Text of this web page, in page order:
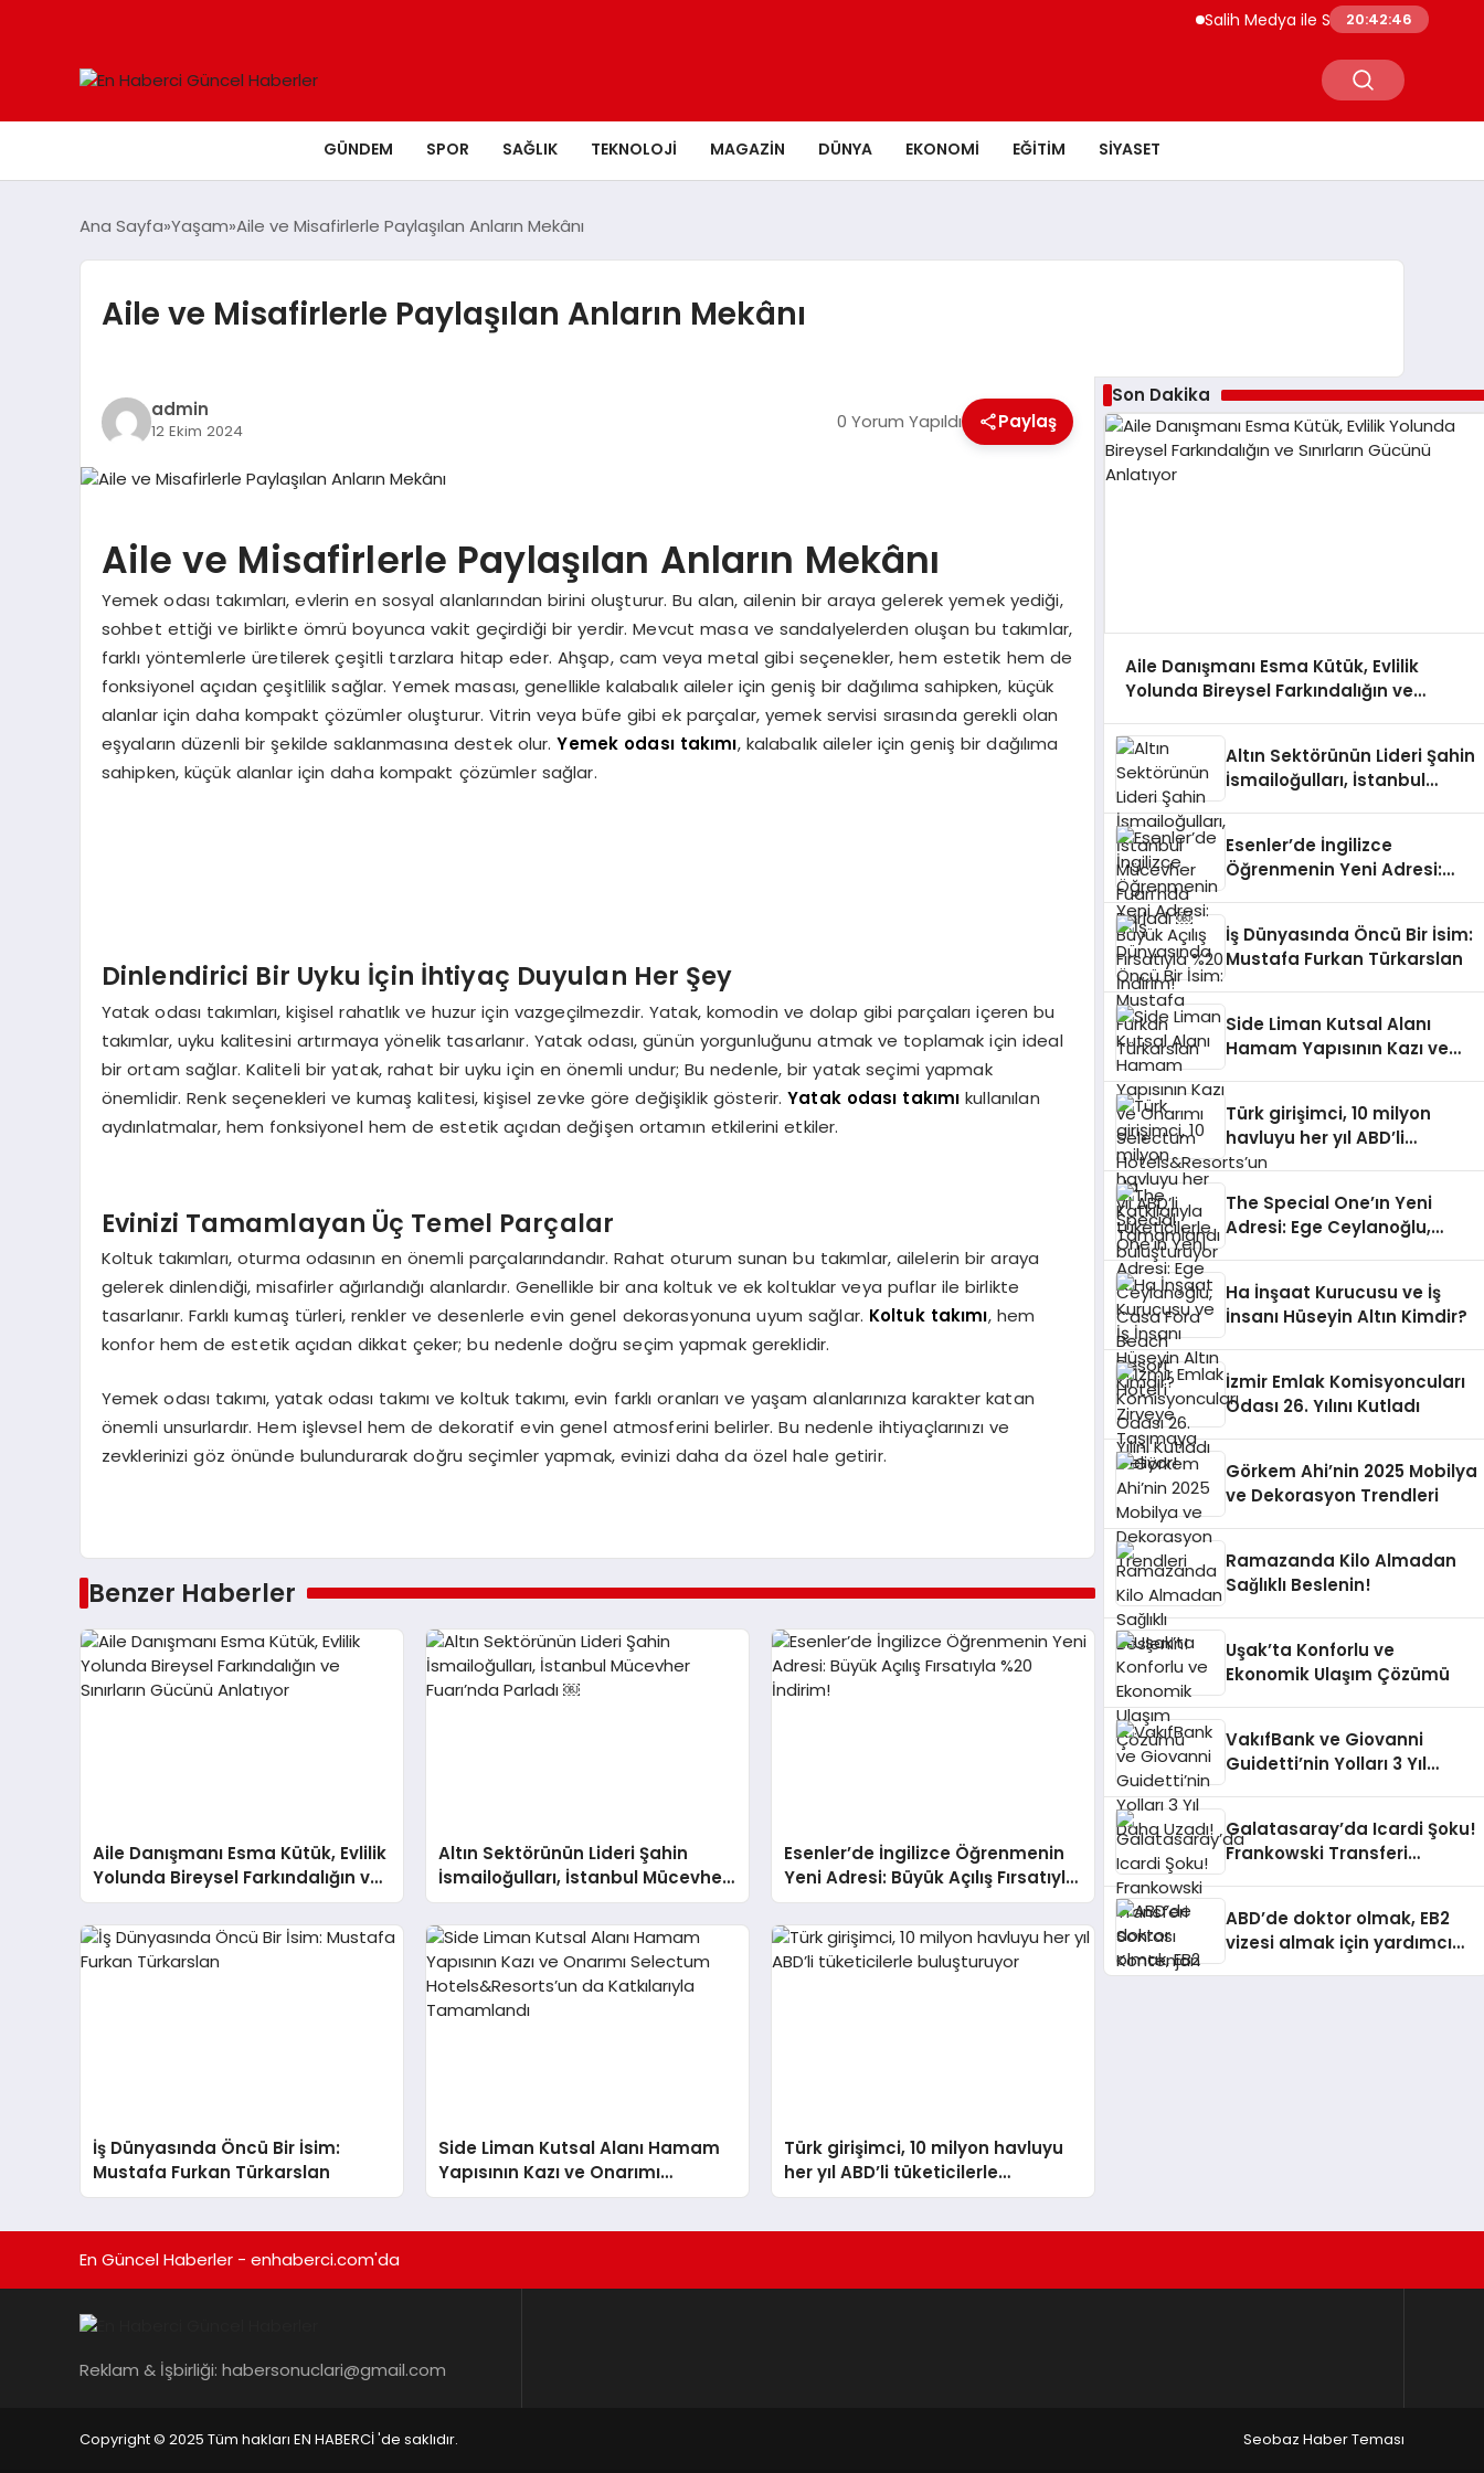
Salih Medya ile Sosyal Medya Profil
20:42:46
GÜNDEM SPOR SAĞLIK TEKNOLOJI MAGAZIN DÜNYA EKONOMI EĞITIM SIYASET
Ana Sayfa Yaşam Aile ve Misafirlerle Paylaşılan Anların Mekânı
Aile ve Misafirlerle Paylaşılan Anların Mekânı
admin
12 Ekim 2024 0 Yorum Yapıldı Paylaş
Aile ve Misafirlerle Paylaşılan Anların Mekânı
Yemek odası takımları, evlerin en sosyal alanlarından birini oluşturur. Bu alan, ailenin bir araya gelerek yemek yediği,
sohbet ettiği ve birlikte ömrü boyunca vakit geçirdiği bir yerdir. Mevcut masa ve sandalyelerden oluşan bu takımlar,
farklı yöntemlerle üretilerek çeşitli tarzlara hitap eder. Ahşap, cam veya metal gibi seçenekler, hem estetik hem de
fonksiyonel açıdan çeşitlilik sağlar. Yemek masası, genellikle kalabalık aileler için geniş bir dağılıma sahipken, küçük
alanlar için daha kompakt çözümler oluşturur. Vitrin veya büfe gibi ek parçalar, yemek servisi sırasında gerekli olan
eşyaların düzenli bir şekilde saklanmasına destek olur.Yemek odası takımı, kalabalık aileler için geniş bir dağılıma
sahipken, küçük alanlar için daha kompakt çözümler sağlar.
Dinlendirici Bir Uyku İçin İhtiyaç Duyulan Her Şey
Yatak odası takımları, kişisel rahatlık ve huzur için vazgeçilmezdir. Yatak, komodin ve dolap gibi parçaları içeren bu
takımlar, uyku kalitesini artırmaya yönelik tasarlanır. Yatak odası, günün yorgunluğunu atmak ve toplamak için ideal
bir ortam sağlar. Kaliteli bir yatak, rahat bir uyku için en önemli undur; Bu nedenle, bir yatak seçimi yapmak
önemlidir. Renk seçenekleri ve kumaş kalitesi, kişisel zevke göre değişiklik gösterir.Yatak odası takımı kullanılan
aydınlatmalar, hem fonksiyonel hem de estetik açıdan değişen ortamın etkilerini etkiler.
Evinizi Tamamlayan Üç Temel Parçalar
Koltuk takımları, oturma odasının en önemli parçalarındandır. Rahat oturum sunan bu takımlar, ailelerin bir araya
gelerek dinlendiği, misafirler ağırlandığı alanlardır. Genellikle bir ana koltuk ve ek koltuklar veya puflar ile birlikte
tasarlanır. Farklı kumaş türleri, renkler ve desenlerle evin genel dekorasyonuna uyum sağlar. Koltuk takımı, hem
konfor hem de estetik açıdan dikkat çeker; bu nedenle doğru seçim yapmak gereklidir.
Yemek odası takımı, yatak odası takımı ve koltuk takımı, evin farklı oranları ve yaşam alanlarınıza karakter katan
önemli unsurlardır. Hem işlevsel hem de dekoratif evin genel atmosferini belirler. Bu nedenle ihtiyaçlarınızı ve
zevklerinizi göz önünde bulundurarak doğru seçimler yapmak, evinizi daha da özel hale getirir.
Benzer Haberler
Aile Danışmanı Esma Kütük, Evlilik
Yolunda Bireysel Farkındalığın ve
Sınırların Gücünü Anlatıyor
Altın Sektörünün Lideri Şahin
İsmailoğulları, İstanbul Mücevher
Fuarı’nda Parladı ￼
Esenler’de İngilizce Öğrenmenin
Yeni Adresi: Büyük Açılış Fırsatıyla
%20 İndirim!
İş Dünyasında Öncü Bir İsim:
Mustafa Furkan Türkarslan
Side Liman Kutsal Alanı Hamam
Yapısının Kazı ve Onarımı
Selectum Hotels&Resorts’un da
Türk girişimci, 10 milyon havluyu
her yıl ABD’li tüketicilerle
buluşturuyor
Son Dakika
Aile Danışmanı Esma Kütük, Evlilik
Yolunda Bireysel Farkındalığın ve
Altın Sektörünün Lideri Şahin
İsmailoğulları, İstanbul
Esenler’de İngilizce
Öğrenmenin Yeni Adresi:
İş Dünyasında Öncü Bir İsim:
Mustafa Furkan Türkarslan
Side Liman Kutsal Alanı
Hamam Yapısının Kazı ve
Katkılarıyla Tamamlandı
Türk girişimci, 10 milyon
havluyu her yıl ABD’li
tüketicilerle buluşturuyor
The Special One’ın Yeni
Adresi: Ege Ceylanoğlu,
Geliyor!
Ha İnşaat Kurucusu ve İş
İnsanı Hüseyin Altın Kimdir?
İzmir Emlak Komisyoncuları
Odası 26. Yılını Kutladı
Görkem Ahi’nin 2025 Mobilya
ve Dekorasyon Trendleri
Ramazanda Kilo Almadan
Sağlıklı Beslenin!
Uşak’ta Konforlu ve
Ekonomik Ulaşım Çözümü
VakıfBank ve Giovanni
Guidetti’nin Yolları 3 Yıl
Galatasaray’da Icardi Şoku!
Frankowski Transferi
ABD’de doktor olmak, EB2
vizesi almak için yardımcı
En Güncel Haberler - enhaberci.com'da
Reklam & İşbirliği: habersonuclari@gmail.com
Copyright © 2025 Tüm hakları EN HABERCİ 'de saklıdır. Seobaz Haber Teması